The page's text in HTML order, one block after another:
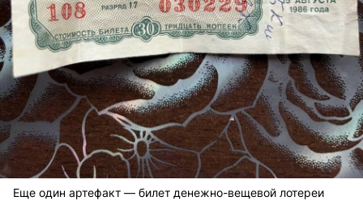
Еще один артефакт — билет денежно-вещевой лотереи